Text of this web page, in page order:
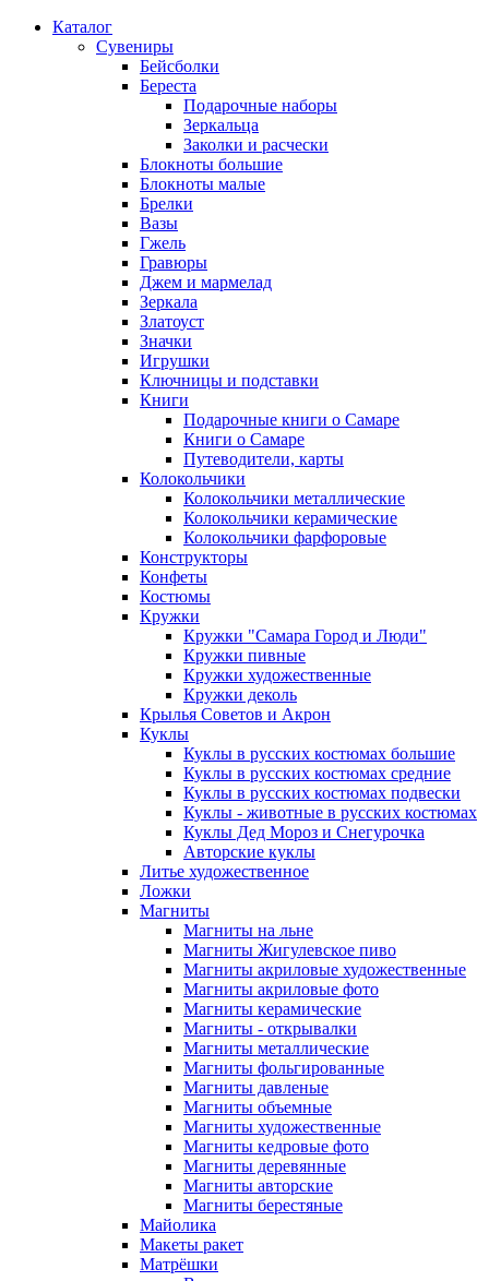
Каталог
Сувениры
Бейсболки
Береста
Подарочные наборы
Зеркальца
Заколки и расчески
Блокноты большие
Блокноты малые
Брелки
Вазы
Гжель
Гравюры
Джем и мармелад
Зеркала
Златоуст
Значки
Игрушки
Ключницы и подставки
Книги
Подарочные книги о Самаре
Книги о Самаре
Путеводители, карты
Колокольчики
Колокольчики металлические
Колокольчики керамические
Колокольчики фарфоровые
Конструкторы
Конфеты
Костюмы
Кружки
Кружки "Самара Город и Люди"
Кружки пивные
Кружки художественные
Кружки деколь
Крылья Советов и Акрон
Куклы
Куклы в русских костюмах большие
Куклы в русских костюмах средние
Куклы в русских костюмах подвески
Куклы - животные в русских костюмах
Куклы Дед Мороз и Снегурочка
Авторские куклы
Литье художественное
Ложки
Магниты
Магниты на льне
Магниты Жигулевское пиво
Магниты акриловые художественные
Магниты акриловые фото
Магниты керамические
Магниты - открывалки
Магниты металлические
Магниты фольгированные
Магниты давленые
Магниты объемные
Магниты художественные
Магниты кедровые фото
Магниты деревянные
Магниты авторские
Магниты берестяные
Майолика
Макеты ракет
Матрёшки